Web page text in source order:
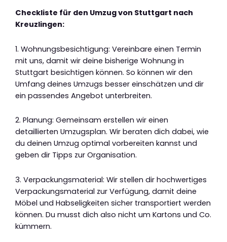
Checkliste für den Umzug von Stuttgart nach
Kreuzlingen:
1. Wohnungsbesichtigung: Vereinbare einen Termin
mit uns, damit wir deine bisherige Wohnung in
Stuttgart besichtigen können. So können wir den
Umfang deines Umzugs besser einschätzen und dir
ein passendes Angebot unterbreiten.
2. Planung: Gemeinsam erstellen wir einen
detaillierten Umzugsplan. Wir beraten dich dabei, wie
du deinen Umzug optimal vorbereiten kannst und
geben dir Tipps zur Organisation.
3. Verpackungsmaterial: Wir stellen dir hochwertiges
Verpackungsmaterial zur Verfügung, damit deine
Möbel und Habseligkeiten sicher transportiert werden
können. Du musst dich also nicht um Kartons und Co.
kümmern.